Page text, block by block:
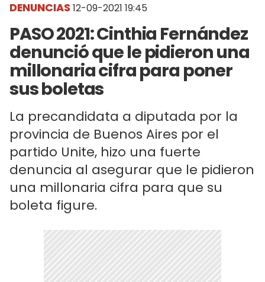
DENUNCIAS 12-09-2021 19:45
PASO 2021: Cinthia Fernández
denunció que le pidieron una
millonaria cifra para poner
sus boletas
La precandidata a diputada por la
provincia de Buenos Aires por el
partido Unite, hizo una fuerte
denuncia al asegurar que le pidieron
una millonaria cifra para que su
boleta figure.